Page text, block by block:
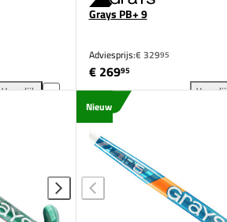
Vergelijk
Grays DB 10 toevoegen aan vergelijking
Grays PB+ 9
Adviesprijs:€ 32995
€ 26995
Nieuw